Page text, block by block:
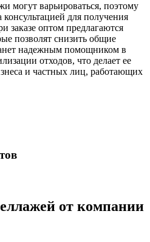
могут варьироваться, поэтому
консультацией для получения
заказе оптом предлагаются
позволят снизить общие
надежным помощником в
отходов, что делает ее
и частных лиц, работающих
от компании